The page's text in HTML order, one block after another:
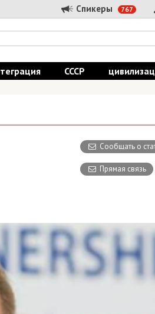
Спикеры 767
СССР
Сообщать о
Прямая связь